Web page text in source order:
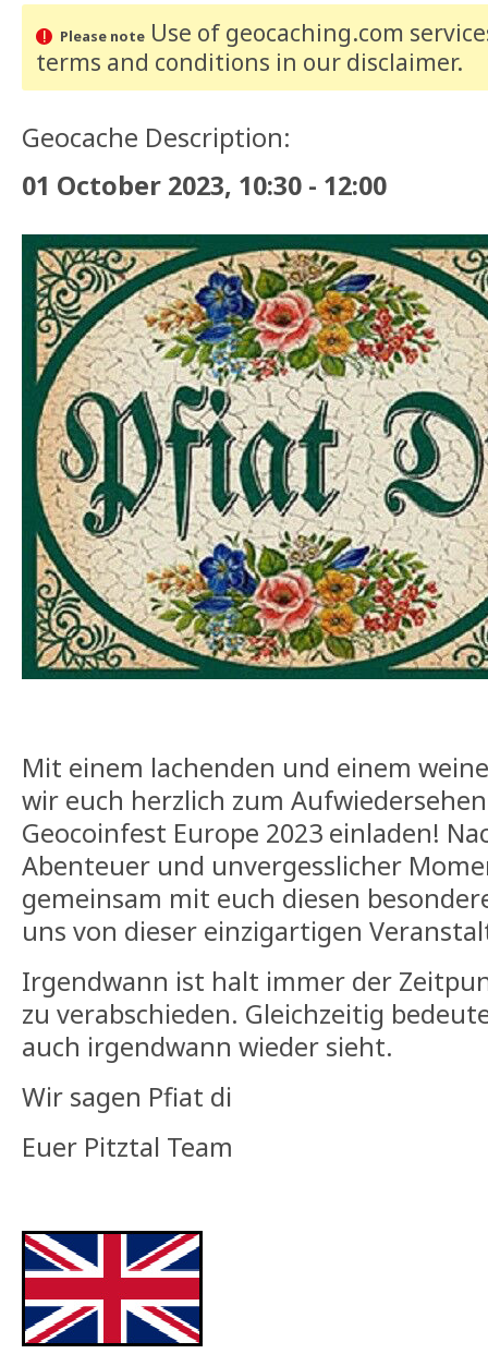
Please noteUse of geocaching.com
terms and conditions in our disclaimer.
Geocache Description:
01 October 2023, 10:30 - 12:00
Mit einem lachenden und einem
wir euch herzlich zum
Geocoinfest Europe 2023 einladen!
Abenteuer und unvergesslicher
gemeinsam mit euch diesen
uns von dieser einzigartigen
Irgendwann ist halt immer der
zu verabschieden. Gleichzeitig
auch irgendwann wieder sieht.
Wir sagen Pfiat di
Euer Pitztal Team